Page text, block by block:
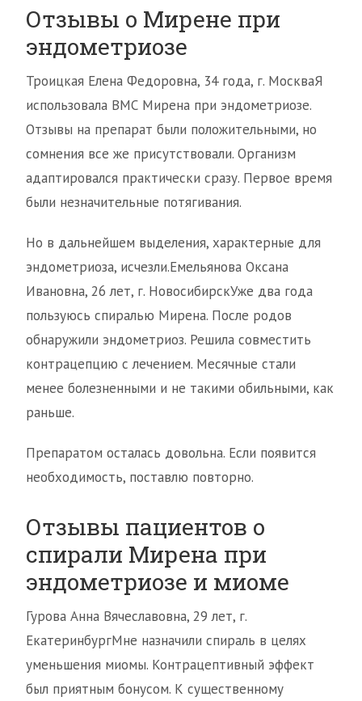
Отзывы о Мирене при
эндометриозе
Троицкая Елена Федоровна, 34 года, г. МоскваЯ
использовала ВМС Мирена при эндометриозе.
Отзывы на препарат были положительными, но
сомнения все же присутствовали. Организм
адаптировался практически сразу. Первое время
были незначительные потягивания.
Но в дальнейшем выделения, характерные для
эндометриоза, исчезли.Емельянова Оксана
Ивановна, 26 лет, г. НовосибирскУже два года
пользуюсь спиралью Мирена. После родов
обнаружили эндометриоз. Решила совместить
контрацепцию с лечением. Месячные стали
менее болезненными и не такими обильными, как
раньше.
Препаратом осталась довольна. Если появится
необходимость, поставлю повторно.
Отзывы пациентов о
спирали Мирена при
эндометриозе и миоме
Гурова Анна Вячеславовна, 29 лет, г.
ЕкатеринбургМне назначили спираль в целях
уменьшения миомы. Контрацептивный эффект
был приятным бонусом. К существенному